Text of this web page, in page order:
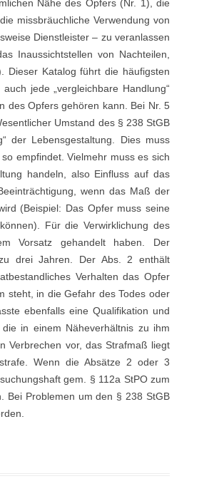
Nähe des Opfers (Nr. 1), die
missbräuchliche Verwendung von
Dienstleister – zu veranlassen
Inaussichtstellen von Nachteilen,
Dieser Katalog führt die häufigsten
jede „vergleichbare Handlung“
des Opfers gehören kann. Bei Nr. 5
Umstand des § 238 StGB
der Lebensgestaltung. Dies muss
empfindet. Vielmehr muss es sich
handeln, also Einfluss auf das
wenn das Maß der
(Beispiel: Das Opfer muss seine
Für die Verwirklichung des
Vorsatz gehandelt haben. Der
drei Jahren. Der Abs. 2 enthält
Verhalten das Opfer
steht, in die Gefahr des Todes oder
ebenfalls eine Qualifikation und
in einem Näheverhältnis zu ihm
Verbrechen vor, das Strafmaß liegt
Wenn die Absätze 2 oder 3
gem. § 112a StPO zum
Bei Problemen um den § 238 StGB